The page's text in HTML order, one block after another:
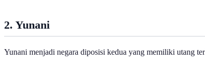
2. Yunani
Yunani menjadi negara diposisi kedua yang memiliki utang